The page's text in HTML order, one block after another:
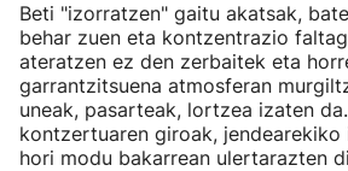
Beti "izorratzen" gaitu akatsak,
behar zuen eta kontzentrazio
ateratzen ez den zerbaitek eta
garrantzitsuena atmosferan
uneak, pasarteak, lortzea izaten
kontzertuaren giroak, jendearekiko
hori modu bakarrean ulertarazten